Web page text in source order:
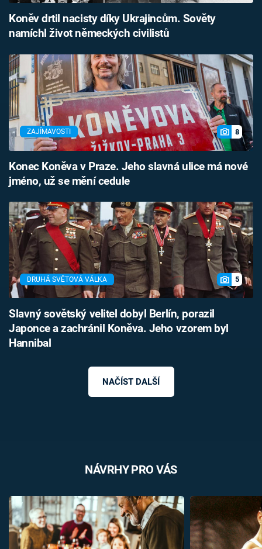
Koněv drtil nacisty díky Ukrajincům. Sověty
namíchl život německých civilistů
ZAJÍMAVOSTI 8
Konec Koněva v Praze. Jeho slavná ulice má nové
jméno, už se mění cedule
DRUHÁ SVĚTOVÁ VÁLKA 5
Slavný sovětský velitel dobyl Berlín, porazil
Japonce a zachránil Koněva. Jeho vzorem byl
Hannibal
NAČÍST DALŠÍ
NÁVRHY PRO VÁS